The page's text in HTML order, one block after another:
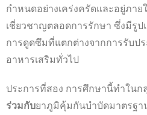
กำหนดอย่างเคร่งครัดและอยู่ภา
เชี่ยวชาญตลอดการรักษา ซึ่งมีรูป
การดูดซึมที่แตกต่างจากการรับป
อาหารเสริมทั่วไป
ประการที่สอง การศึกษานี้ทำใน
ร่วมกับยาภูมิคุ้มกันบำบัดมาตรฐา